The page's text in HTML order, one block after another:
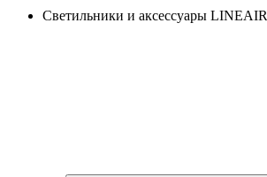
Светильники и аксессуары LINEAIR